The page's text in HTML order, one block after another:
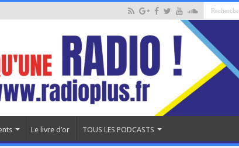
Le livre d’or TOUS LES PODCASTS